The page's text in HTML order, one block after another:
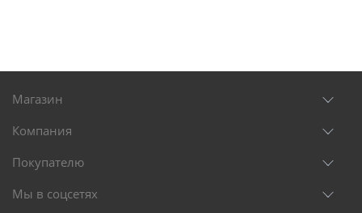
Магазин
Компания
Покупателю
Мы в соцсетях